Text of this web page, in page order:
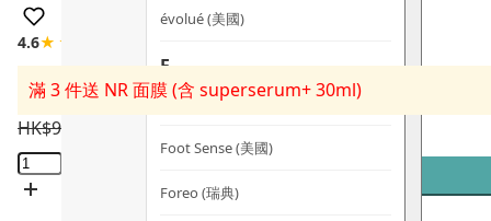
évolué (美國)
F
FAQ (瑞典)
Foot Sense (美國)
Foreo (瑞典)
4.6★★★★☆
滿 3 件送 NR 面膜 (含 superserum+ 30ml)
HK$980.0
RetiFol
超